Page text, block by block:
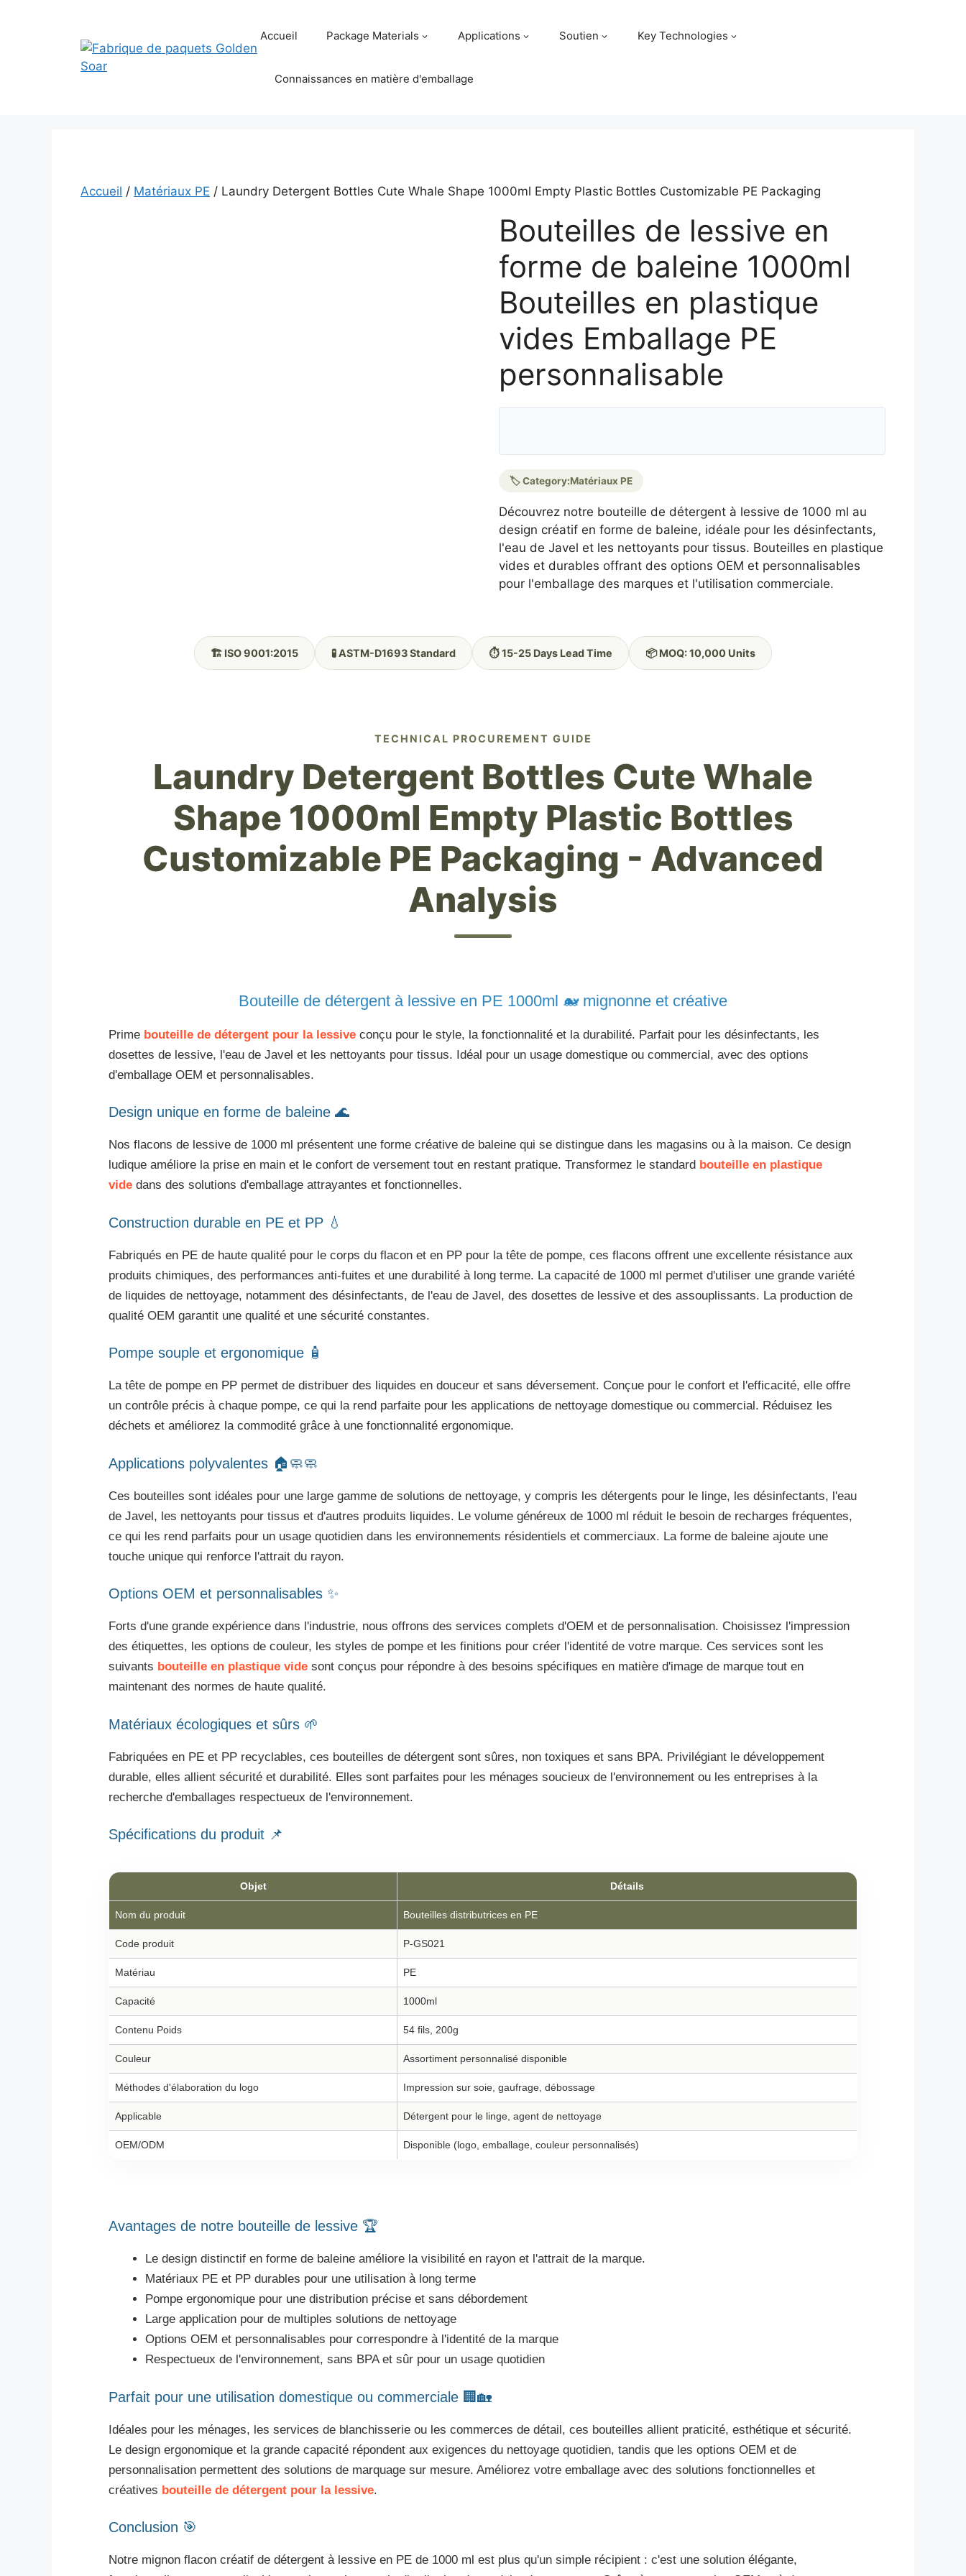
Accueil Package Materials Applications Soutien Key Technologies
Connaissances en matière d'emballage
Accueil / Matériaux PE / Laundry Detergent Bottles Cute Whale Shape 1000ml Empty Plastic Bottles Customizable PE Packaging
Bouteilles de lessive en
forme de baleine 1000ml
Bouteilles en plastique
vides Emballage PE
personnalisable
🏷️ Category:Matériaux PE
Découvrez notre bouteille de détergent à lessive de 1000 ml au
design créatif en forme de baleine, idéale pour les désinfectants,
l'eau de Javel et les nettoyants pour tissus. Bouteilles en plastique
vides et durables offrant des options OEM et personnalisables
pour l'emballage des marques et l'utilisation commerciale.
🏗️ ISO 9001:2015 🧪 ASTM-D1693 Standard ⏱️ 15-25 Days Lead Time 📦 MOQ: 10,000 Units
TECHNICAL PROCUREMENT GUIDE
Laundry Detergent Bottles Cute Whale
Shape 1000ml Empty Plastic Bottles
Customizable PE Packaging - Advanced
Analysis
Bouteille de détergent à lessive en PE 1000ml 🐋 mignonne et créative
Prime bouteille de détergent pour la lessive conçu pour le style, la fonctionnalité et la durabilité. Parfait pour les désinfectants, les
dosettes de lessive, l'eau de Javel et les nettoyants pour tissus. Idéal pour un usage domestique ou commercial, avec des options
d'emballage OEM et personnalisables.
Design unique en forme de baleine 🌊
Nos flacons de lessive de 1000 ml présentent une forme créative de baleine qui se distingue dans les magasins ou à la maison. Ce design
ludique améliore la prise en main et le confort de versement tout en restant pratique. Transformez le standard bouteille en plastique
vide dans des solutions d'emballage attrayantes et fonctionnelles.
Construction durable en PE et PP 💧
Fabriqués en PE de haute qualité pour le corps du flacon et en PP pour la tête de pompe, ces flacons offrent une excellente résistance aux
produits chimiques, des performances anti-fuites et une durabilité à long terme. La capacité de 1000 ml permet d'utiliser une grande variété
de liquides de nettoyage, notamment des désinfectants, de l'eau de Javel, des dosettes de lessive et des assouplissants. La production de
qualité OEM garantit une qualité et une sécurité constantes.
Pompe souple et ergonomique 🧴
La tête de pompe en PP permet de distribuer des liquides en douceur et sans déversement. Conçue pour le confort et l'efficacité, elle offre
un contrôle précis à chaque pompe, ce qui la rend parfaite pour les applications de nettoyage domestique ou commercial. Réduisez les
déchets et améliorez la commodité grâce à une fonctionnalité ergonomique.
Applications polyvalentes 🏠🧼🧼
Ces bouteilles sont idéales pour une large gamme de solutions de nettoyage, y compris les détergents pour le linge, les désinfectants, l'eau
de Javel, les nettoyants pour tissus et d'autres produits liquides. Le volume généreux de 1000 ml réduit le besoin de recharges fréquentes,
ce qui les rend parfaits pour un usage quotidien dans les environnements résidentiels et commerciaux. La forme de baleine ajoute une
touche unique qui renforce l'attrait du rayon.
Options OEM et personnalisables ✨
Forts d'une grande expérience dans l'industrie, nous offrons des services complets d'OEM et de personnalisation. Choisissez l'impression
des étiquettes, les options de couleur, les styles de pompe et les finitions pour créer l'identité de votre marque. Ces services sont les
suivants bouteille en plastique vide sont conçus pour répondre à des besoins spécifiques en matière d'image de marque tout en
maintenant des normes de haute qualité.
Matériaux écologiques et sûrs 🌱
Fabriquées en PE et PP recyclables, ces bouteilles de détergent sont sûres, non toxiques et sans BPA. Privilégiant le développement
durable, elles allient sécurité et durabilité. Elles sont parfaites pour les ménages soucieux de l'environnement ou les entreprises à la
recherche d'emballages respectueux de l'environnement.
Spécifications du produit 📌
Objet Détails
Nom du produit Bouteilles distributrices en PE
Code produit P-GS021
Matériau PE
Capacité 1000ml
Contenu Poids 54 fils, 200g
Couleur Assortiment personnalisé disponible
Méthodes d'élaboration du logo Impression sur soie, gaufrage, débossage
Applicable Détergent pour le linge, agent de nettoyage
OEM/ODM Disponible (logo, emballage, couleur personnalisés)
Avantages de notre bouteille de lessive 🏆
Le design distinctif en forme de baleine améliore la visibilité en rayon et l'attrait de la marque.
Matériaux PE et PP durables pour une utilisation à long terme
Pompe ergonomique pour une distribution précise et sans débordement
Large application pour de multiples solutions de nettoyage
Options OEM et personnalisables pour correspondre à l'identité de la marque
Respectueux de l'environnement, sans BPA et sûr pour un usage quotidien
Parfait pour une utilisation domestique ou commerciale 🏢🏡
Idéales pour les ménages, les services de blanchisserie ou les commerces de détail, ces bouteilles allient praticité, esthétique et sécurité.
Le design ergonomique et la grande capacité répondent aux exigences du nettoyage quotidien, tandis que les options OEM et de
personnalisation permettent des solutions de marquage sur mesure. Améliorez votre emballage avec des solutions fonctionnelles et
créatives bouteille de détergent pour la lessive.
Conclusion 🎯
Notre mignon flacon créatif de détergent à lessive en PE de 1000 ml est plus qu'un simple récipient : c'est une solution élégante,